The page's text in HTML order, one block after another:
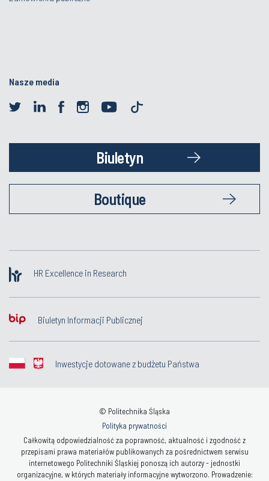
Nasze media
Biuletyn
Boutique
HR Excellence in Research
Biuletyn Informacji Publicznej
Inwestycje dotowane z budżetu Państwa
© Politechnika Śląska
Polityka prywatności
Całkowitą odpowiedzialność za poprawność, aktualność i zgodność z
przepisami prawa materiałów publikowanych za pośrednictwem serwisu
internetowego Politechniki Śląskiej ponoszą ich autorzy - jednostki
organizacyjne, w których materiały informacyjne wytworzono. Prowadzenie: